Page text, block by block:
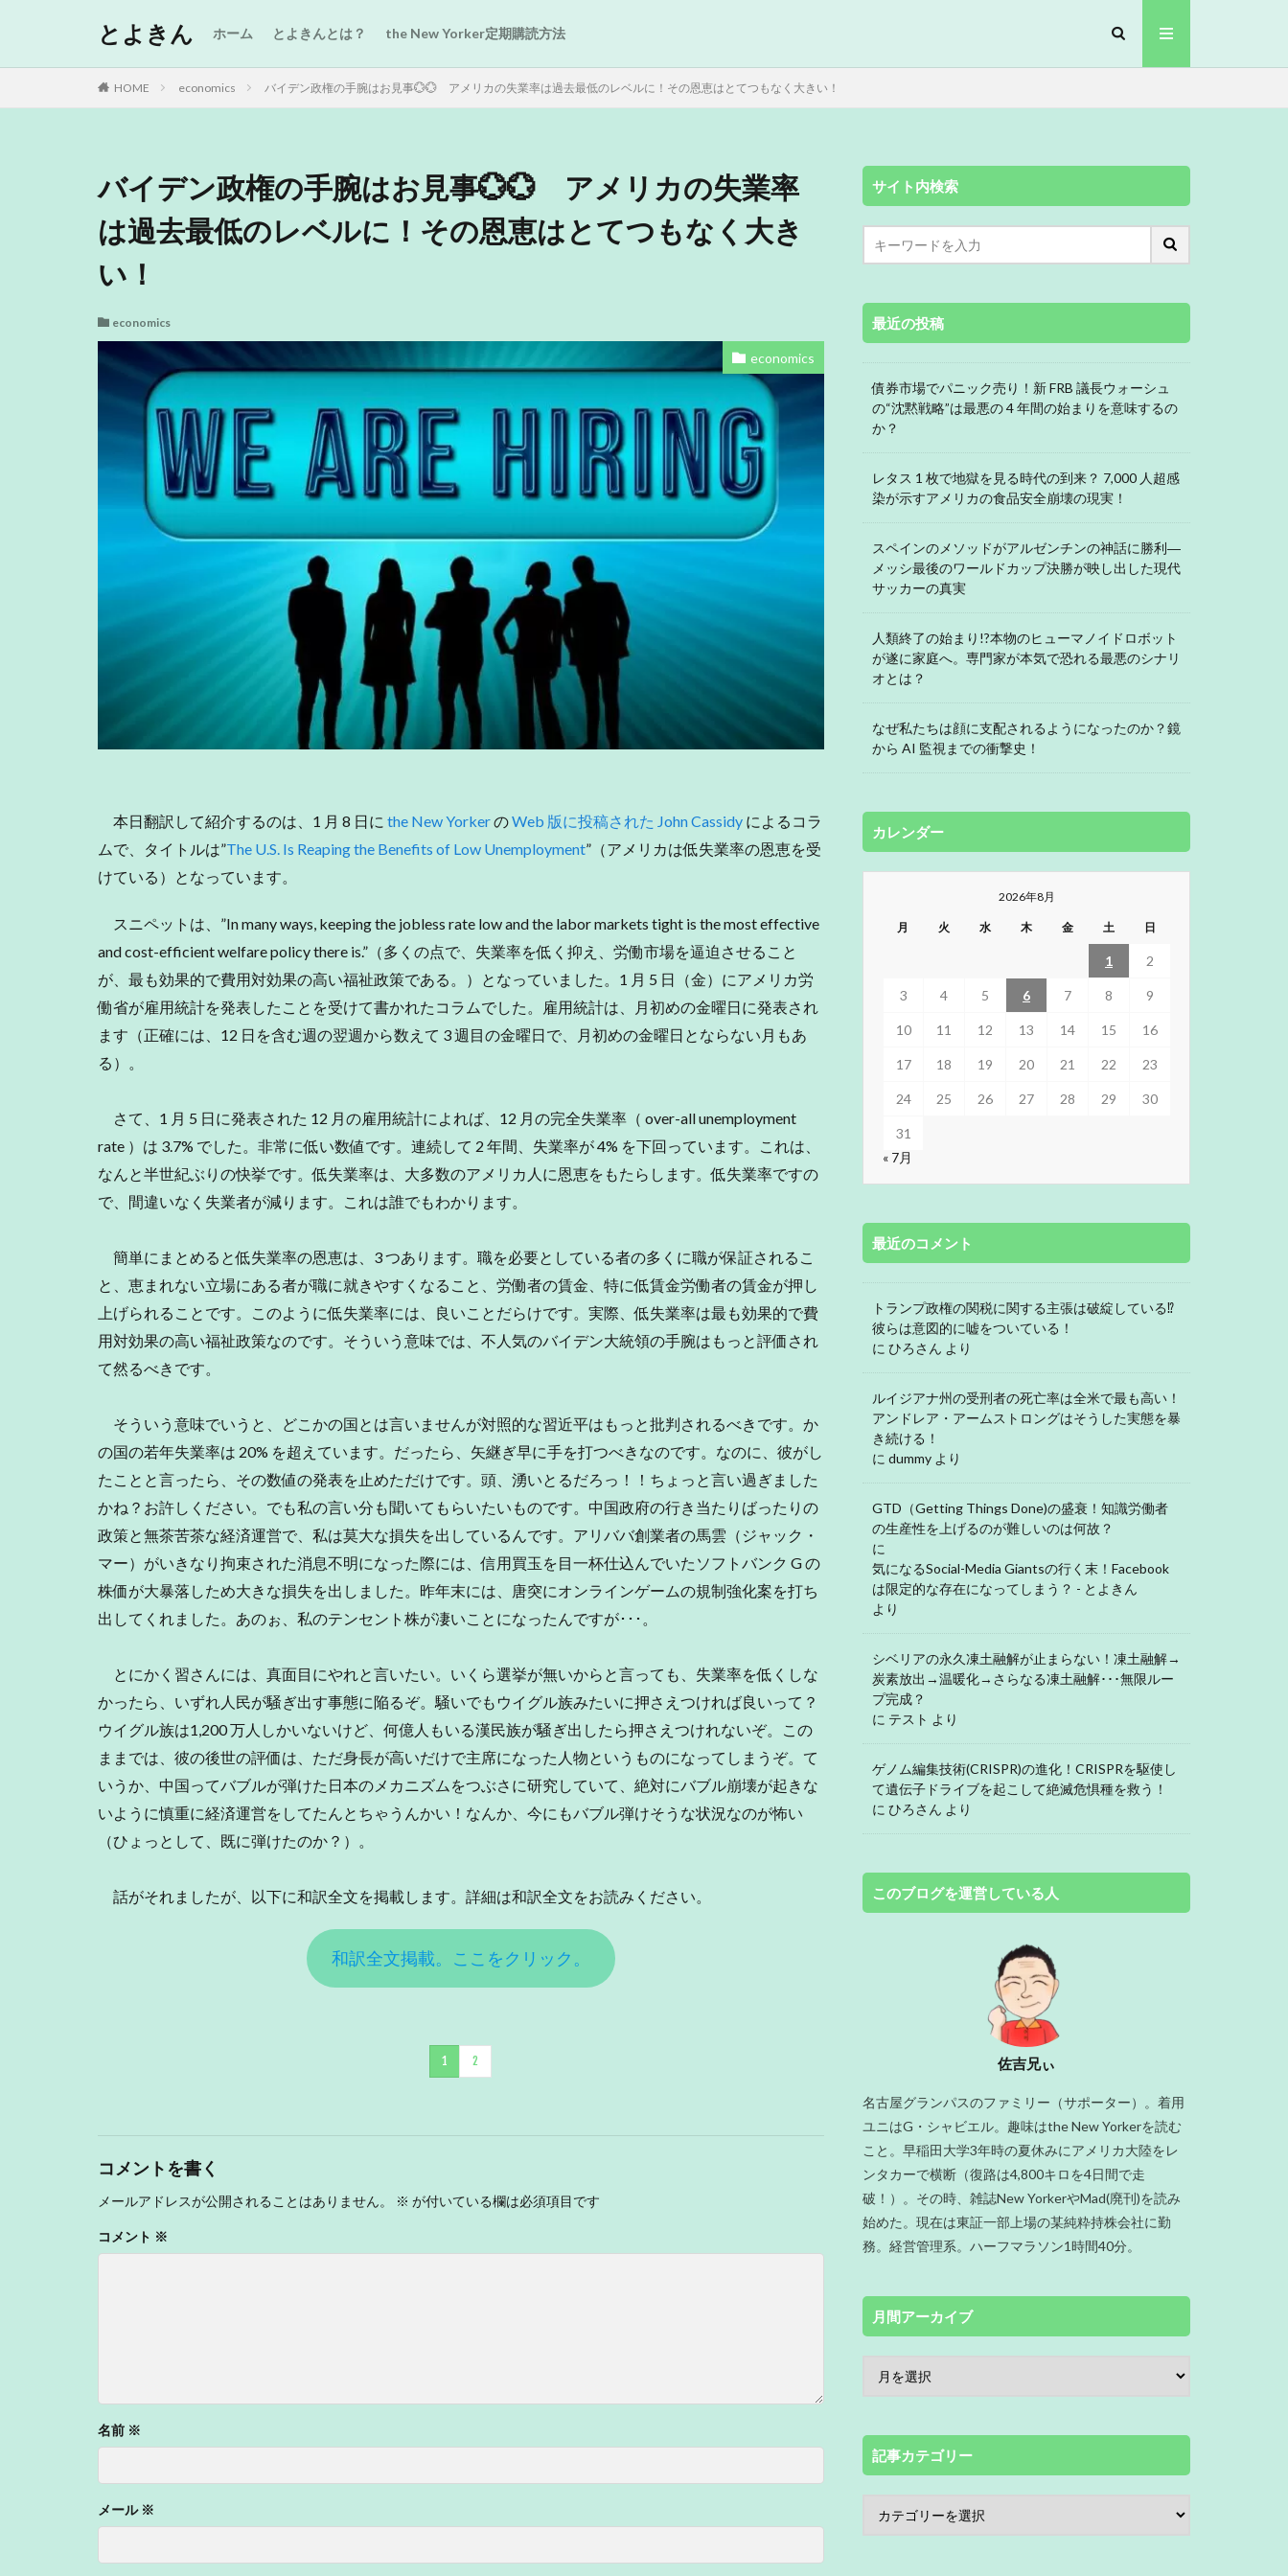
とよきん ホーム とよきんとは？ the New Yorker定期購読方法
HOME economics バイデン政権の手腕はお見事💮💮 アメリカの失業率は過去最低のレベルに！その恩恵はとてつもなく大きい！
バイデン政権の手腕はお見事💮💮 アメリカの失業率
は過去最低のレベルに！その恩恵はとてつもなく大き
い！
economics
economics
本日翻訳して紹介するのは、1 月 8 日に the New YorkerのWeb 版に投稿された John Cassidy によるコラ
ムで、タイトルは”The U.S. Is Reaping the Benefits of Low Unemployment”（アメリカは低失業率の恩恵を受
けている）となっています。
スニペットは、”In many ways, keeping the jobless rate low and the labor markets tight is the most effective
and cost-efficient welfare policy there is.”（多くの点で、失業率を低く抑え、労働市場を逼迫させること
が、最も効果的で費用対効果の高い福祉政策である。）となっていました。1 月 5 日（金）にアメリカ労
働省が雇用統計を発表したことを受けて書かれたコラムでした。雇用統計は、月初めの金曜日に発表され
ます（正確には、12 日を含む週の翌週から数えて 3 週目の金曜日で、月初めの金曜日とならない月もあ
る）。
さて、1 月 5 日に発表された 12 月の雇用統計によれば、12 月の完全失業率（ over-all unemployment
rate ）は 3.7% でした。非常に低い数値です。連続して 2 年間、失業率が 4% を下回っています。これは、
なんと半世紀ぶりの快挙です。低失業率は、大多数のアメリカ人に恩恵をもたらします。低失業率ですの
で、間違いなく失業者が減ります。これは誰でもわかります。
簡単にまとめると低失業率の恩恵は、3 つあります。職を必要としている者の多くに職が保証されるこ
と、恵まれない立場にある者が職に就きやすくなること、労働者の賃金、特に低賃金労働者の賃金が押し
上げられることです。このように低失業率には、良いことだらけです。実際、低失業率は最も効果的で費
用対効果の高い福祉政策なのです。そういう意味では、不人気のバイデン大統領の手腕はもっと評価され
て然るべきです。
そういう意味でいうと、どこかの国とは言いませんが対照的な習近平はもっと批判されるべきです。か
の国の若年失業率は 20% を超えています。だったら、矢継ぎ早に手を打つべきなのです。なのに、彼がし
たことと言ったら、その数値の発表を止めただけです。頭、湧いとるだろっ！！ちょっと言い過ぎました
かね？お許しください。でも私の言い分も聞いてもらいたいものです。中国政府の行き当たりばったりの
政策と無茶苦茶な経済運営で、私は莫大な損失を出しているんです。アリババ創業者の馬雲（ジャック・
マー）がいきなり拘束された消息不明になった際には、信用買玉を目一杯仕込んでいたソフトバンク G の
株価が大暴落しため大きな損失を出しました。昨年末には、唐突にオンラインゲームの規制強化案を打ち
出してくれました。あのぉ、私のテンセント株が凄いことになったんですが･･･。
とにかく習さんには、真面目にやれと言いたい。いくら選挙が無いからと言っても、失業率を低くしな
かったら、いずれ人民が騒ぎ出す事態に陥るぞ。騒いでもウイグル族みたいに押さえつければ良いって？
ウイグル族は1,200 万人しかいないけど、何億人もいる漢民族が騒ぎ出したら押さえつけれないぞ。この
ままでは、彼の後世の評価は、ただ身長が高いだけで主席になった人物というものになってしまうぞ。て
いうか、中国ってバブルが弾けた日本のメカニズムをつぶさに研究していて、絶対にバブル崩壊が起きな
いように慎重に経済運営をしてたんとちゃうんかい！なんか、今にもバブル弾けそうな状況なのが怖い
（ひょっとして、既に弾けたのか？）。
話がそれましたが、以下に和訳全文を掲載します。詳細は和訳全文をお読みください。
和訳全文掲載。ここをクリック。
1 2
コメントを書く
メールアドレスが公開されることはありません。 ※ が付いている欄は必須項目です
コメント ※
名前 ※
メール ※
サイト内検索
最近の投稿
債券市場でパニック売り！新 FRB 議長ウォーシュ
の“沈黙戦略”は最悪の 4 年間の始まりを意味するの
か？
レタス 1 枚で地獄を見る時代の到来？ 7,000 人超感
染が示すアメリカの食品安全崩壊の現実！
スペインのメソッドがアルゼンチンの神話に勝利―
メッシ最後のワールドカップ決勝が映し出した現代
サッカーの真実
人類終了の始まり!?本物のヒューマノイドロボット
が遂に家庭へ。専門家が本気で恐れる最悪のシナリ
オとは？
なぜ私たちは顔に支配されるようになったのか？鏡
から AI 監視までの衝撃史！
カレンダー
2026年8月
月 火 水 木 金 土 日
1 2
3 4 5 6 7 8 9
10 11 12 13 14 15 16
17 18 19 20 21 22 23
24 25 26 27 28 29 30
31
« 7月
最近のコメント
トランプ政権の関税に関する主張は破綻している⁉
彼らは意図的に嘘をついている！
に ひろさん より
ルイジアナ州の受刑者の死亡率は全米で最も高い！
アンドレア・アームストロングはそうした実態を暴
き続ける！
に dummy より
GTD（Getting Things Done)の盛衰！知識労働者
の生産性を上げるのが難しいのは何故？
に
気になるSocial-Media Giantsの行く末！Facebook
は限定的な存在になってしまう？ - とよきん
より
シベリアの永久凍土融解が止まらない！凍土融解→
炭素放出→温暖化→さらなる凍土融解･･･無限ルー
プ完成？
に テスト より
ゲノム編集技術(CRISPR)の進化！CRISPRを駆使し
て遺伝子ドライブを起こして絶滅危惧種を救う！
に ひろさん より
このブログを運営している人
佐吉兄ぃ
名古屋グランパスのファミリー（サポーター）。着用
ユニはG・シャビエル。趣味はthe New Yorkerを読む
こと。早稲田大学3年時の夏休みにアメリカ大陸をレ
ンタカーで横断（復路は4,800キロを4日間で走
破！）。その時、雑誌New YorkerやMad(廃刊)を読み
始めた。現在は東証一部上場の某純粋持株会社に勤
務。経営管理系。ハーフマラソン1時間40分。
月間アーカイブ
記事カテゴリー